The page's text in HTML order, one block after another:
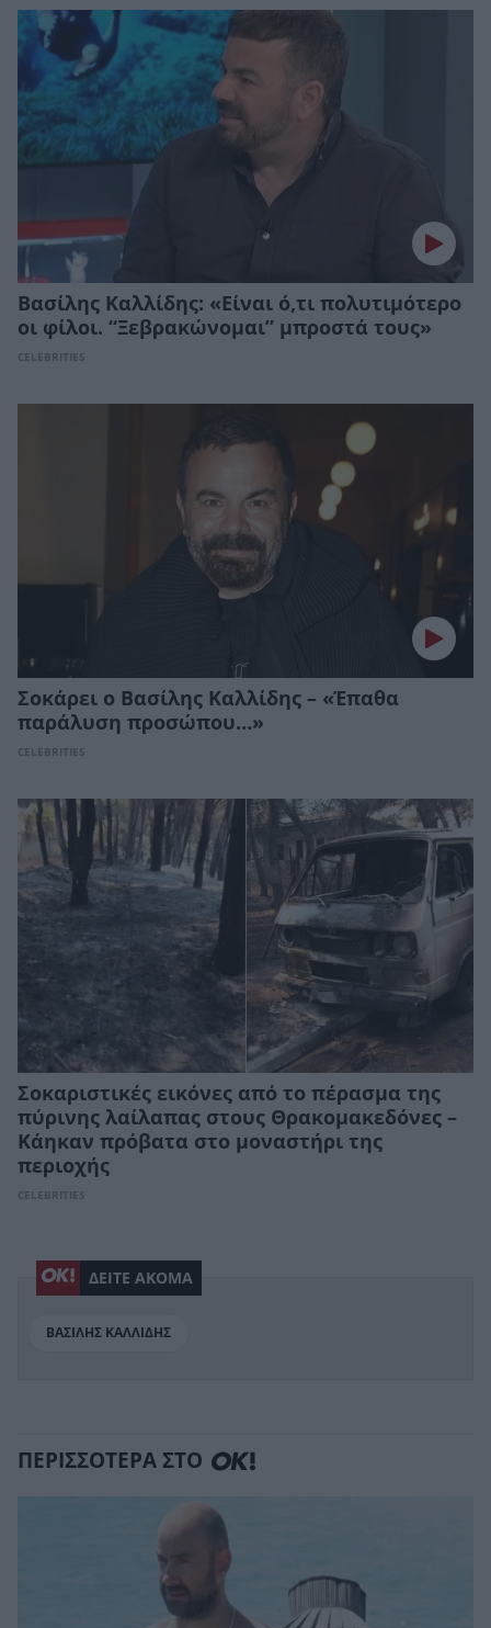
Βασίλης Καλλίδης: «Είναι ό,τι πολυτιμότερο
οι φίλοι. “Ξεβρακώνομαι” μπροστά τους»
CELEBRITIES
Σοκάρει ο Βασίλης Καλλίδης – «Έπαθα
παράλυση προσώπου…»
CELEBRITIES
Σοκαριστικές εικόνες από το πέρασμα της
πύρινης λαίλαπας στους Θρακομακεδόνες –
Κάηκαν πρόβατα στο μοναστήρι της
περιοχής
CELEBRITIES
ΔΕΙΤΕ ΑΚΟΜΑ
ΒΑΣΙΛΗΣ ΚΑΛΛΙΔΗΣ
ΠΕΡΙΣΣΟΤΕΡΑ ΣΤΟ